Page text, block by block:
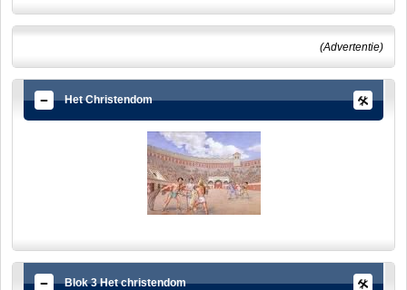
(Advertentie)
Het Christendom
Blok 3 Het christendom